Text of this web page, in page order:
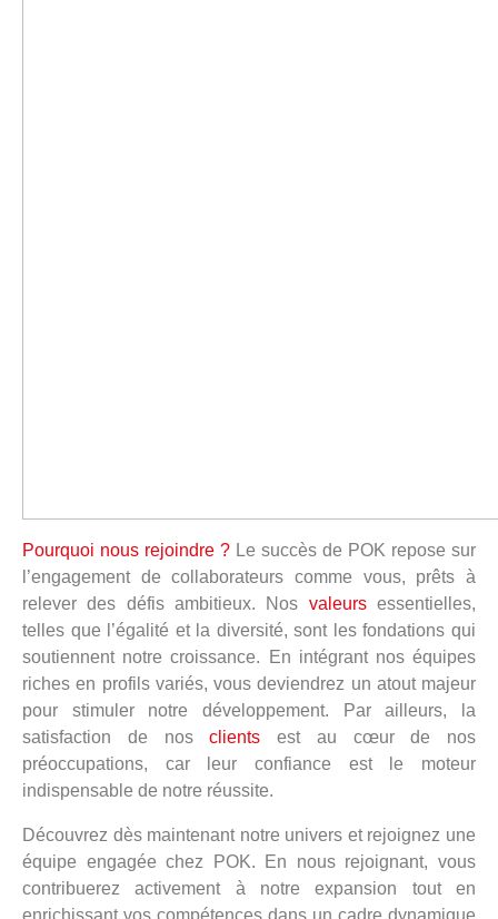
Pourquoi nous rejoindre ? Le succès de POK repose sur
l’engagement de collaborateurs comme vous, prêts à
relever des défis ambitieux. Nos valeursessentielles,
telles que l’égalité et la diversité, sont les fondations qui
soutiennent notre croissance. En intégrant nos équipes
riches en profils variés, vous deviendrez un atout majeur
pour stimuler notre développement. Par ailleurs, la
satisfaction de nosclients est au cœur de nos
préoccupations, car leur confiance est le moteur
indispensable de notre réussite.
Découvrez dès maintenant notre univers et rejoignez une
équipe engagée chez POK. En nous rejoignant, vous
contribuerez activement à notre expansion tout en
enrichissant vos compétences dans un cadre dynamique